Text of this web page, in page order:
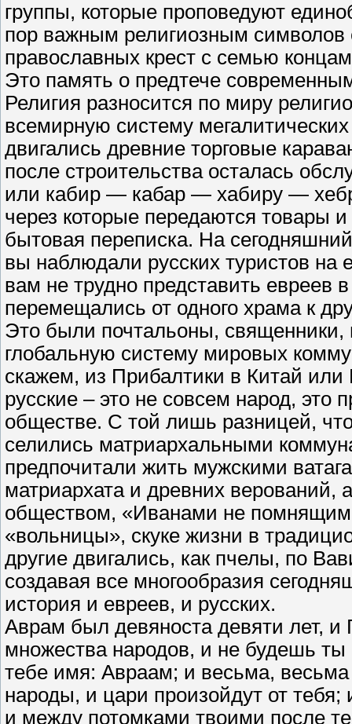
группы, которые проповедуют
пор важным религиозным символов
православных крест с семью
Это память о предтече
Религия разносится по миру
всемирную систему
двигались древние торговые
после строительства осталась
или кабир — кабар — хабиру —
через которые передаются товары
бытовая переписка. На
вы наблюдали русских туристов на
вам не трудно представить евреев
перемещались от одного храма к
Это были почтальоны,
глобальную систему мировых
скажем, из Прибалтики в Китай или
русские – это не совсем народ, это
обществе. С той лишь разницей,
селились матриархальными
предпочитали жить мужскими
матриархата и древних
обществом, «Иванами не
«вольницы», скуке жизни в
другие двигались, как пчелы, по
создавая все многообразия
история и евреев, и русских.
Аврам был девяноста девяти лет,
множества народов, и не будешь
тебе имя: Авраам; и весьма, весьма
народы, и цари произойдут от
и между потомками твоими после